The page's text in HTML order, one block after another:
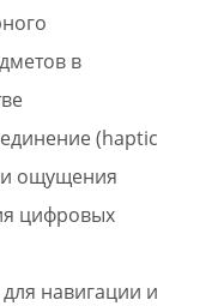
в
(haptic
ощущения
цифровых
навигации и